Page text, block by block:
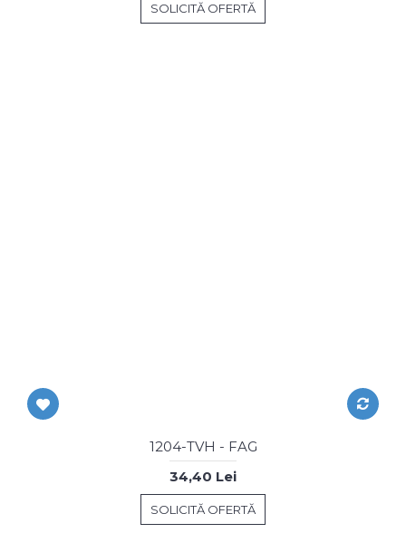
SOLICITĂ OFERTĂ
1204-TVH - FAG
34,40 Lei
SOLICITĂ OFERTĂ